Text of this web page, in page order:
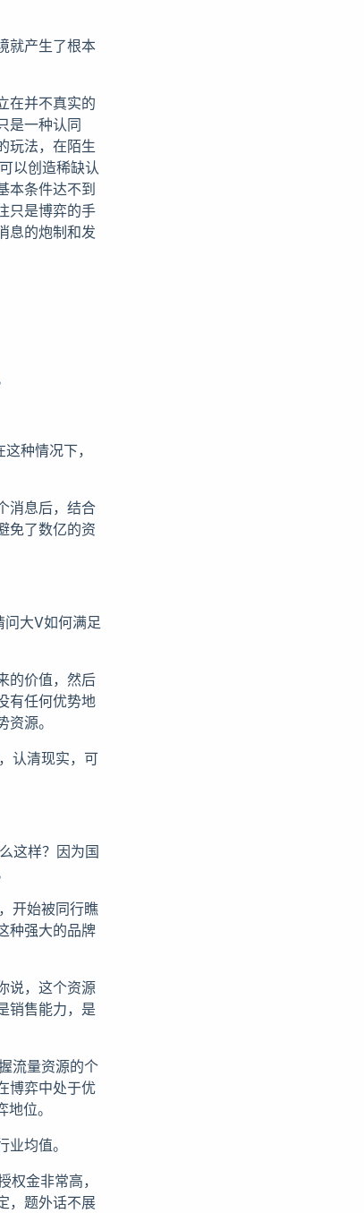
就产生了根本
在并不真实的
是一种认同
玩法，在陌生
以创造稀缺认
本条件达不到
只是博弈的手
息的炮制和发
种情况下，
消息后，结合
免了数亿的资
大V如何满足
的价值，然后
有任何优势地
源。
认清现实，可
这样？因为国
开始被同行瞧
种强大的品牌
说，这个资源
销售能力，是
流量资源的个
博弈中处于优
位。
均值。
金非常高，
，题外话不展